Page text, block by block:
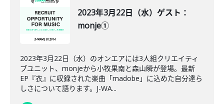
2023年3月22日（水）ゲスト：
monje①
2023年3月22日（水）のオンエアには3人組クリエイティ
ブユニット、monjeから小牧果南と森山瞬が登場。最新
EP『衣』に収録された楽曲「madobe」に込めた自分達ら
しさについて語ります。J-WA...